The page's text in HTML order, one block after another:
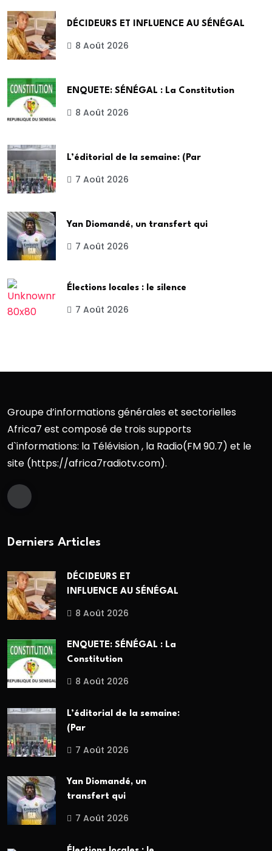
DÉCIDEURS ET INFLUENCE AU SÉNÉGAL
8 Août 2026
ENQUETE: SÉNÉGAL : La Constitution
8 Août 2026
L’éditorial de la semaine: (Par
7 Août 2026
Yan Diomandé, un transfert qui
7 Août 2026
Élections locales : le silence
7 Août 2026
Groupe d’informations générales et sectorielles
Africa7 est composé de trois supports
d`informations: la Télévision , la Radio(FM 90.7) et le
site (https://africa7radiotv.com).
Derniers Articles
DÉCIDEURS ET
INFLUENCE AU SÉNÉGAL
8 Août 2026
ENQUETE: SÉNÉGAL : La
Constitution
8 Août 2026
L’éditorial de la semaine:
(Par
7 Août 2026
Yan Diomandé, un
transfert qui
7 Août 2026